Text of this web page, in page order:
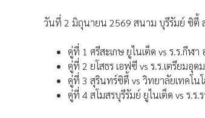
วันที่ 2 มิถุนายน 2569 สนาม บุรีรัมย์ ซิตี้
คู่ที่ 1 ศรีสะเกษ ยูไนเต็ด vs ร.ร.กีฬา
คู่ที่ 2 ยโสธร เอฟซี vs ร.ร.เตรียมอุ
คู่ที่ 3 สุรินทร์ซิตี้ vs วิทยาลัยเทคโน
คู่ที่ 4 สโมสรบุรีรัมย์ ยูไนเต็ด vs ร.ร